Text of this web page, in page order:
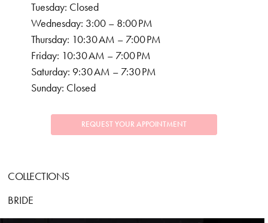
Tuesday: Closed
Wednesday: 3:00 – 8:00 PM
Thursday: 10:30 AM – 7:00 PM
Friday: 10:30 AM – 7:00 PM
Saturday: 9:30 AM – 7:30 PM
Sunday: Closed
REQUEST YOUR APPOINTMENT
COLLECTIONS
BRIDE